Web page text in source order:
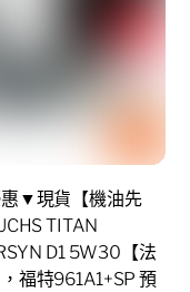
惠▼現貨【機油先
TITAN
D1 5W30【法
福特961A1+SP 預